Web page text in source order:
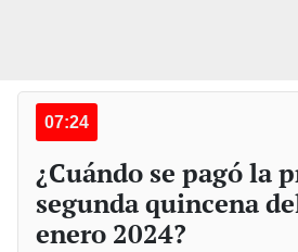
07:24
¿Cuándo se pagó la
segunda quincena
enero 2024?